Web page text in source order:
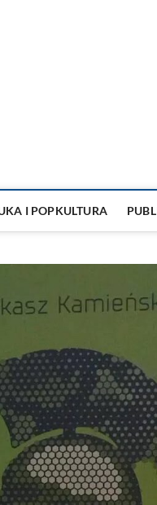
I POPKULTURA